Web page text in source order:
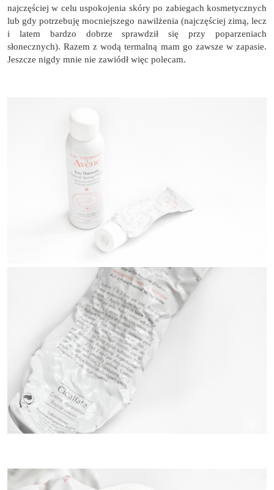
najczęściej w celu uspokojenia skóry po zabiegach kosmetycznych
lub gdy potrzebuję mocniejszego nawilżenia (najczęściej zimą, lecz
i latem bardzo dobrze sprawdził się przy poparzeniach
słonecznych). Razem z wodą termalną mam go zawsze w zapasie.
Jeszcze nigdy mnie nie zawiódł więc polecam.